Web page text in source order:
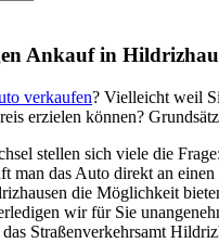
Ankauf in
verkaufen? Vielleicht weil
erzielen können?
stellen sich viele die Frage:
man das Auto direkt an
die Möglichkeit
wir für Sie
Straßenverkehrsamt